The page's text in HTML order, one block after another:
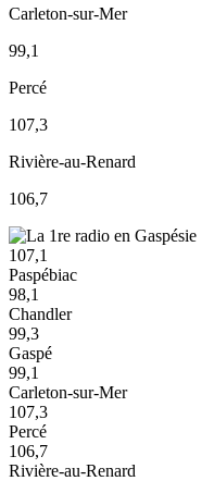
Carleton-sur-Mer
99,1
Percé
107,3
Rivière-au-Renard
106,7
107,1
Paspébiac
98,1
Chandler
99,3
Gaspé
99,1
Carleton-sur-Mer
107,3
Percé
106,7
Rivière-au-Renard